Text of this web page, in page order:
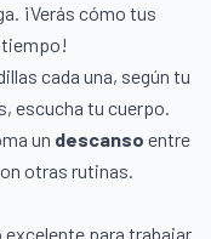
¡Verás cómo tus
tiempo!
cada una, según tu
escucha tu cuerpo.
un descanso entre
otras rutinas.
para trabajar